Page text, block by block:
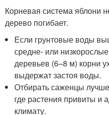
Корневая система яблони
дерево погибает.
Если грунтовые воды
средне- или
деревьев (6–8 м) корни
выдержат застоя воды.
Отбирать саженцы
где растения привиты и
климату.